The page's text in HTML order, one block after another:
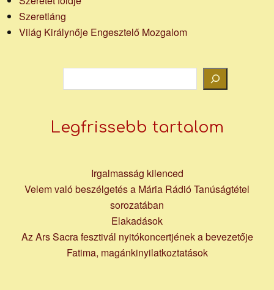
Szeretláng
Világ Királynője Engesztelő Mozgalom
Legfrissebb tartalom
Irgalmasság kilenced
Velem való beszélgetés a Mária Rádió Tanúságtétel
sorozatában
Elakadások
Az Ars Sacra fesztivál nyitókoncertjének a bevezetője
Fatima, magánkinyilatkoztatások